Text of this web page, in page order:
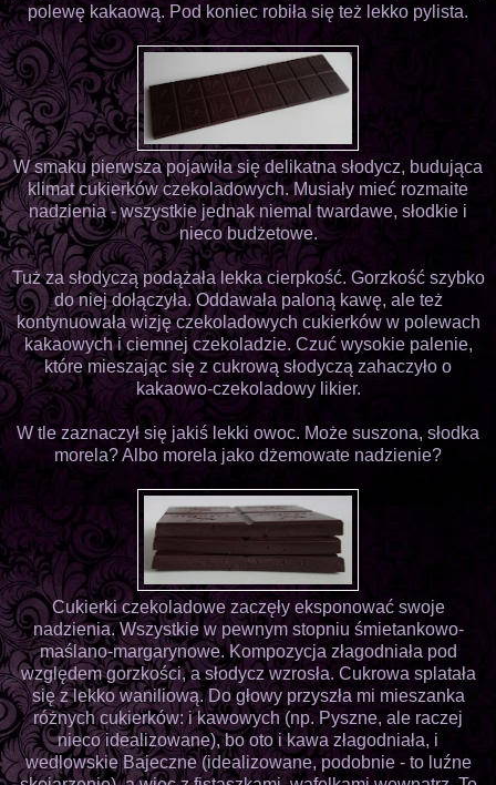
polewę kakaową. Pod koniec robiła się też lekko pylista.
W smaku pierwsza pojawiła się delikatna słodycz, budująca
klimat cukierków czekoladowych. Musiały mieć rozmaite
nadzienia - wszystkie jednak niemal twardawe, słodkie i
nieco budżetowe.
Tuż za słodyczą podążała lekka cierpkość. Gorzkość szybko
do niej dołączyła. Oddawała paloną kawę, ale też
kontynuowała wizję czekoladowych cukierków w polewach
kakaowych i ciemnej czekoladzie. Czuć wysokie palenie,
które mieszając się z cukrową słodyczą zahaczyło o
kakaowo-czekoladowy likier.
W tle zaznaczył się jakiś lekki owoc. Może suszona, słodka
morela? Albo morela jako dżemowate nadzienie?
Cukierki czekoladowe zaczęły eksponować swoje
nadzienia. Wszystkie w pewnym stopniu śmietankowo-
maślano-margarynowe. Kompozycja złagodniała pod
względem gorzkości, a słodycz wzrosła. Cukrowa splatała
się z lekko waniliową. Do głowy przyszła mi mieszanka
różnych cukierków: i kawowych (np. Pyszne, ale raczej
nieco idealizowane), bo oto i kawa złagodniała, i
wedlowskie Bajeczne (idealizowane, podobnie - to luźne